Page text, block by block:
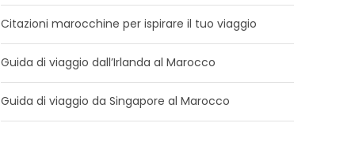
Citazioni marocchine per ispirare il tuo viaggio
Guida di viaggio dall’Irlanda al Marocco
Guida di viaggio da Singapore al Marocco